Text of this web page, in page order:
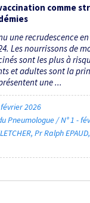
comme
une recrudescence
Les nourrissons de
sont les plus à
et adultes sont la
une ...
2026
Pneumologue / N° 1 -
Pr Ralph EPAUD